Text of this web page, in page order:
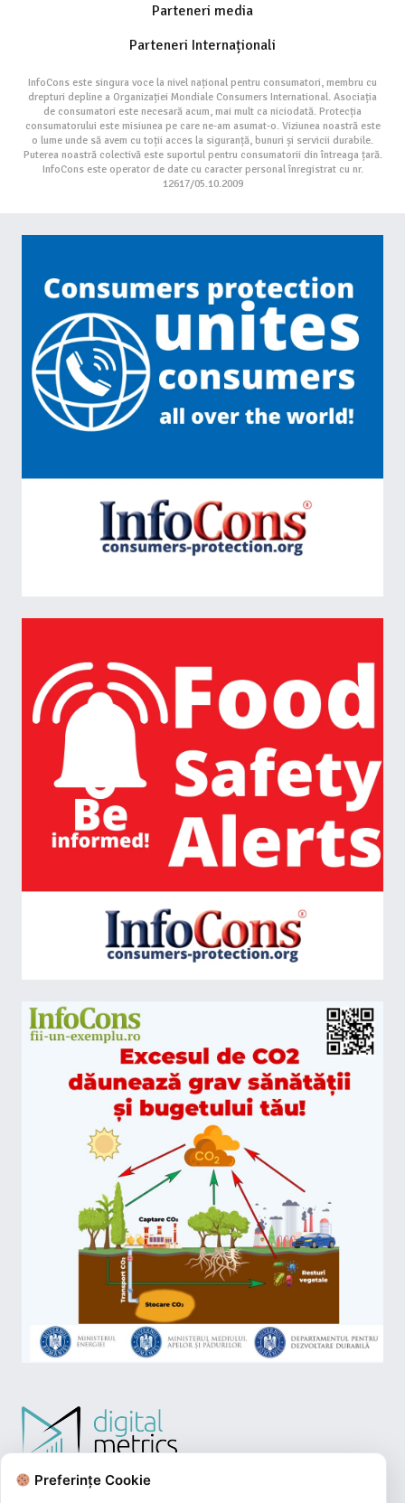
Parteneri media
Parteneri Internaționali
InfoCons este singura voce la nivel național pentru consumatori, membru cu
drepturi depline a Organizației Mondiale Consumers International. Asociația
de consumatori este necesară acum, mai mult ca niciodată. Protecția
consumatorului este misiunea pe care ne-am asumat-o. Viziunea noastră este
o lume unde să avem cu toții acces la siguranță, bunuri și servicii durabile.
Puterea noastră colectivă este suportul pentru consumatorii din întreaga țară.
InfoCons este operator de date cu caracter personal înregistrat cu nr.
12617/05.10.2009
Preferințe Cookie